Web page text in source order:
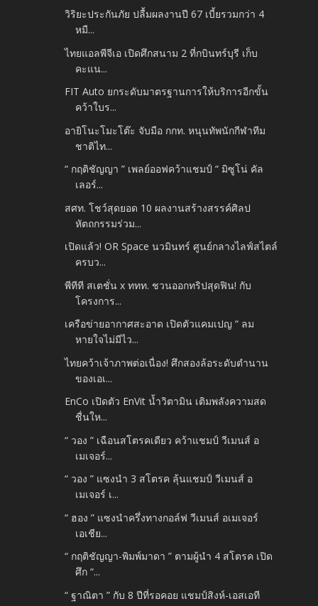
วิริยะประกันภัย ปลื้มผลงานปี 67 เบี้ยรวมกว่า 4
หมื...
ไทยแอลพีจีเอ เปิดศึกสนาม 2 ที่กบินทร์บุรี เก็บ
คะแน...
FIT Auto ยกระดับมาตรฐานการให้บริการอีกขั้น
คว้าใบร...
อายิโนะโมะโต๊ะ จับมือ กกท. หนุนทัพนักกีฬาทีม
ชาติไท...
“ กฤติชัญญา ” เพลย์ออฟคว้าแชมป์ “ มิซูโน่ คัล
เลอร์...
สศท. โชว์สุดยอด 10 ผลงานสร้างสรรค์ศิลป
หัตถกรรมร่วม...
เปิดแล้ว! OR Space นวมินทร์ ศูนย์กลางไลฟ์สไตล์
ครบว...
พีทีที สเตชั่น x ททท. ชวนออกทริปสุดฟิน! กับ
โครงการ...
เครือข่ายอากาศสะอาด เปิดตัวแคมเปญ “ ลม
หายใจไม่มีไว...
ไทยคว้าเจ้าภาพต่อเนื่อง! ศึกสองล้อระดับตำนาน
ของเอเ...
EnCo เปิดตัว EnVit น้ำวิตามิน เติมพลังความสด
ชื่นให...
“ วอง ” เฉือนสโตรคเดียว คว้าแชมป์ วีเมนส์ อ
เมเจอร์...
“ วอง ” แซงนำ 3 สโตรค ลุ้นแชมป์ วีเมนส์ อ
เมเจอร์ เ...
“ ฮอง ” แซงนำครึ่งทางกอล์ฟ วีเมนส์ อเมเจอร์
เอเชีย...
“ กฤติชัญญา-พิมพ์มาดา ” ตามผู้นำ 4 สโตรค เปิด
ศึก “...
“ ฐาณิตา ” กับ 8 ปีที่รอคอย แชมป์สิงห์-เอสเอที